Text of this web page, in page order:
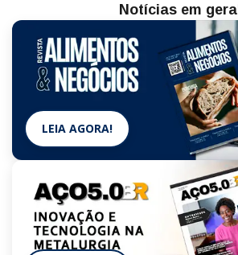
Notícias em geral
LEIA AGORA!